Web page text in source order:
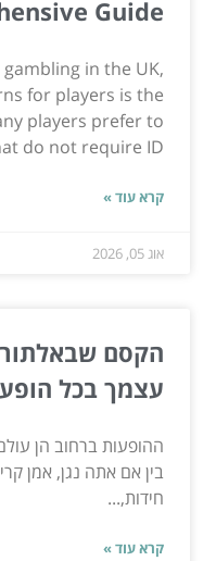
Guide
in the UK,
for players is the
players prefer to
do not require ID...
קרא עוד »
אוג 05, 2026
הקסם
עצמך בכל
ההופעות ברחוב הן
בין אם אתה נגן, אמן
חידות,...
קרא עוד »